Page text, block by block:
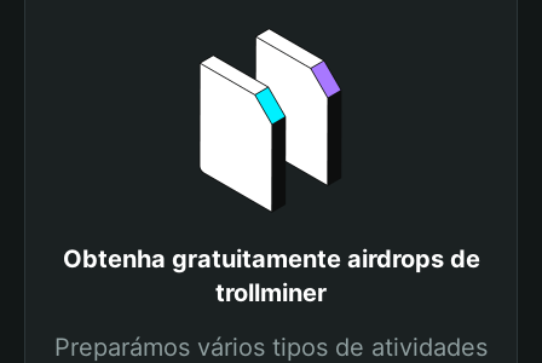
Obtenha gratuitamente airdrops de
trollminer
Preparámos vários tipos de atividades